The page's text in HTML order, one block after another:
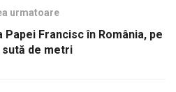
urmatoare
Francisc în România, pe
sută de metri